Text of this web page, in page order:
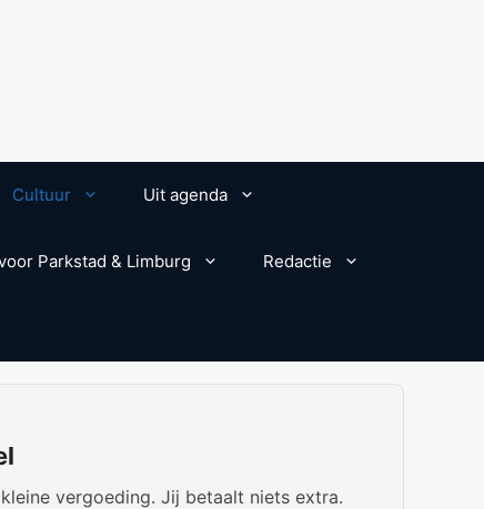
Cultuur Uit agenda
Parkstad & Limburg Redactie
vergoeding. Jij betaalt niets extra.